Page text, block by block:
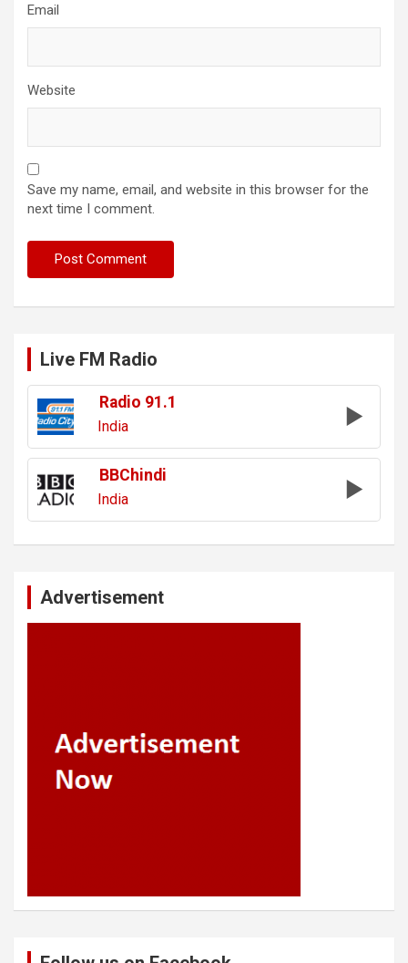
Email
Website
Save my name, email, and website in this browser for the
next time I comment.
Live FM Radio
Radio 91.1
India
BBChindi
India
Advertisement